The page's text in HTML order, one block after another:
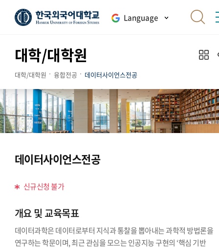
Language
대학/대학원
대학/대학원 융합전공 데이터사이언스전공
데이터사이언스전공
신규신청 불가
개요 및 교육목표
데이터과학은 데이터로부터 지식과 통찰을 뽑아내는 과학적 방법론을
연구하는 학문이며, 최근 관심을 모으는 인공지능 구현의 ‘핵심 기반